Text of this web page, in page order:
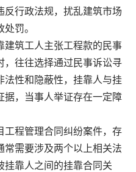
反行政法规，扰乱建筑市场
罚。
筑工人主张工程款的民事
，往往选择通过民事诉讼寻
法性和隐蔽性，挂靠人与挂
据，当事人举证存在一定障
程管理合同纠纷案件，存
常需要涉及两个以上相关法
挂靠人之间的挂靠合同关